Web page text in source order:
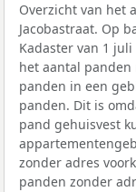
Overzicht van het
Jacobastraat. Op
Kadaster van 1
het aantal panden
panden in een
panden. Dit is
pand gehuisvest
zonder adres
panden zonder